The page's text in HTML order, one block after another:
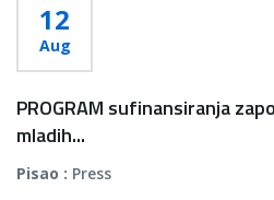
12
Aug
PROGRAM sufinansiranja
mladih...
Pisao : Press